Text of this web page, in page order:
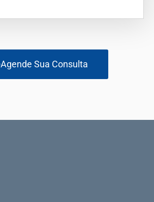
Agende Sua Consulta